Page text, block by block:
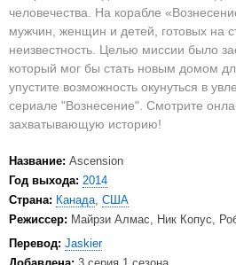
человечества. На корабле
мужчин, женщин и детей, готовых на
неизвестность. Целью миссии было
который мог бы стать новым домом
упустите возможность окунуться в
сериале "Вознесение". Смотрите
захватывающую историю!
Название: Ascension
Год выхода: 2014
Страна: Канада, США
Режиссер: Майрзи Алмас, Ник Копус,
Перевод: Jaskier